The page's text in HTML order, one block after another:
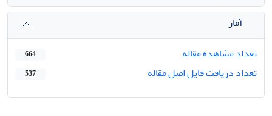
آمار
تعداد مشاهده مقاله
664
تعداد دریافت فایل اصل مقاله 537